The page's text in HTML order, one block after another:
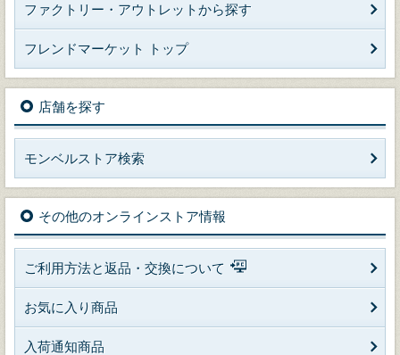
ファクトリー・アウトレットから探す
フレンドマーケット トップ
店舗を探す
モンベルストア検索
その他のオンラインストア情報
ご利用方法と返品・交換について
お気に入り商品
入荷通知商品